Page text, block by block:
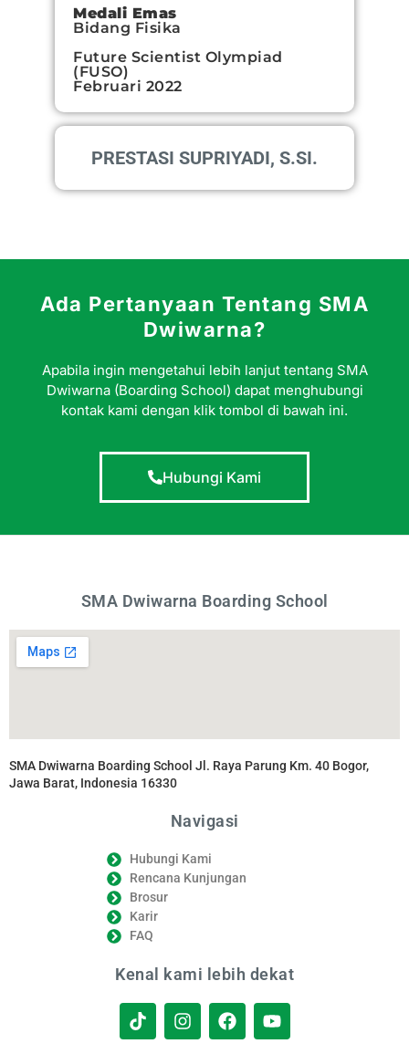
Medali Emas
Bidang Fisika
Future Scientist Olympiad
(FUSO)
Februari 2022
PRESTASI SUPRIYADI, S.SI.
Ada Pertanyaan Tentang SMA
Dwiwarna?
Apabila ingin mengetahui lebih lanjut tentang SMA
Dwiwarna (Boarding School) dapat menghubungi
kontak kami dengan klik tombol di bawah ini.
Hubungi Kami
SMA Dwiwarna Boarding School
SMA Dwiwarna Boarding School Jl. Raya Parung Km. 40 Bogor,
Jawa Barat, Indonesia 16330
Navigasi
Hubungi Kami
Rencana Kunjungan
Brosur
Karir
FAQ
Kenal kami lebih dekat